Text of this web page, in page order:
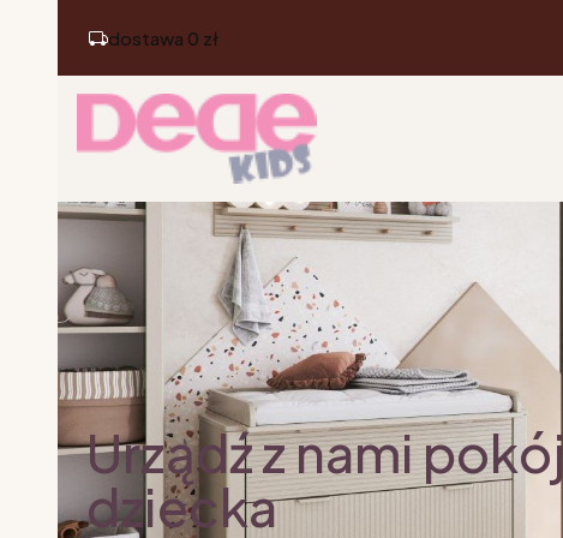
dostawa 0 zł
Urządź z nami pokój
dziecka